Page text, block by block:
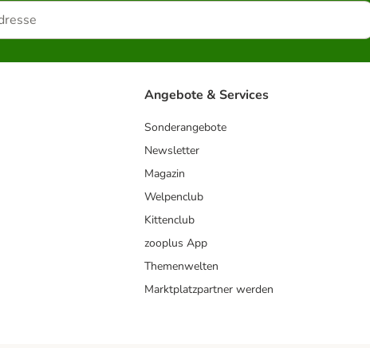
Angebote & Services
Sonderangebote
Newsletter
Magazin
Welpenclub
Kittenclub
zooplus App
Themenwelten
Marktplatzpartner werden